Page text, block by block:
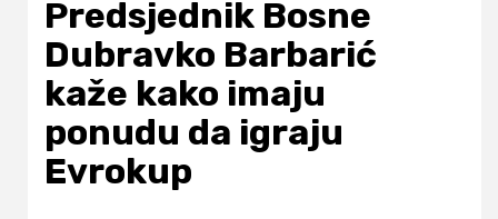
Predsjednik Bosne
Dubravko Barbarić
kaže kako imaju
ponudu da igraju
Evrokup